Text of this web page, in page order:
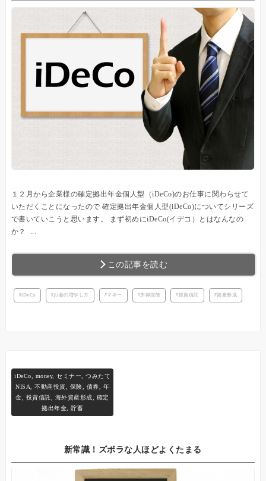
１２月から企業様の確定拠出年金個人型（iDeCo)のお仕事に関わらせて
いただくことになったので 確定拠出年金個人型(iDeCo)についてシリーズ
で書いていこうと思います。 まず初めにiDeCo(イデコ）とはなんなの
か？ ...
この記事を読む
iDeCo お金の増やし方 マネー 所得控除 投資信託 資産形成
iDeCo, money,セミナー,つみたて
NISA,不動産投資, 保険, 債券, 年
金, 投資信託, 海外資産形成, 確定
拠出年金,貯蓄
新常識！ズボラな人ほどよくたまる